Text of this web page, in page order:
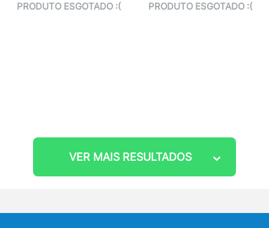
PRODUTO ESGOTADO :( PRODUTO ESGOTADO :(
VER MAIS RESULTADOS